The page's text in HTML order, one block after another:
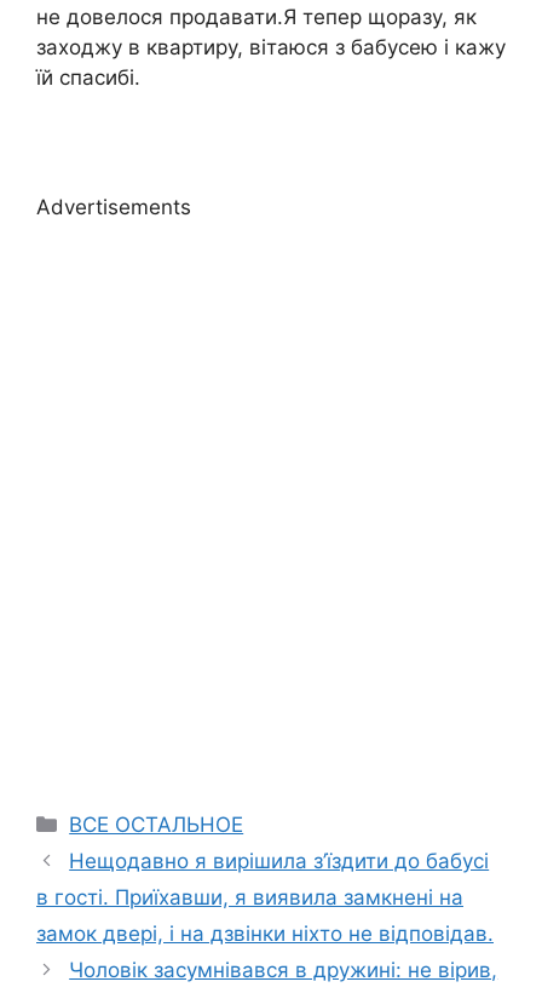
не довелося продавати.Я тепер щоразу, як
заходжу в квартиру, вітаюся з бабусею і кажу
їй спасибі.
Advertisements
Categories
ВСЕ ОСТАЛЬНОЕ
Нещодавно я вирішила з’їздити до бабусі
в гості. Приїхавши, я виявила замкнені на
замок двері, і на дзвінки ніхто не відповідав.
Чоловік засумнівався в дружині: не вірив,